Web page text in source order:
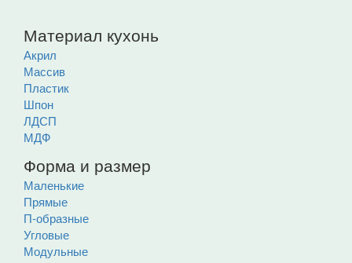
Материал кухонь
Акрил
Массив
Пластик
Шпон
ЛДСП
МДФ
Форма и размер
Маленькие
Прямые
П-образные
Угловые
Модульные